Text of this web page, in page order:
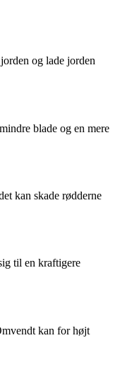
og lade jorden
blade og en mere
kan skade rødderne
til en kraftigere
kan for højt